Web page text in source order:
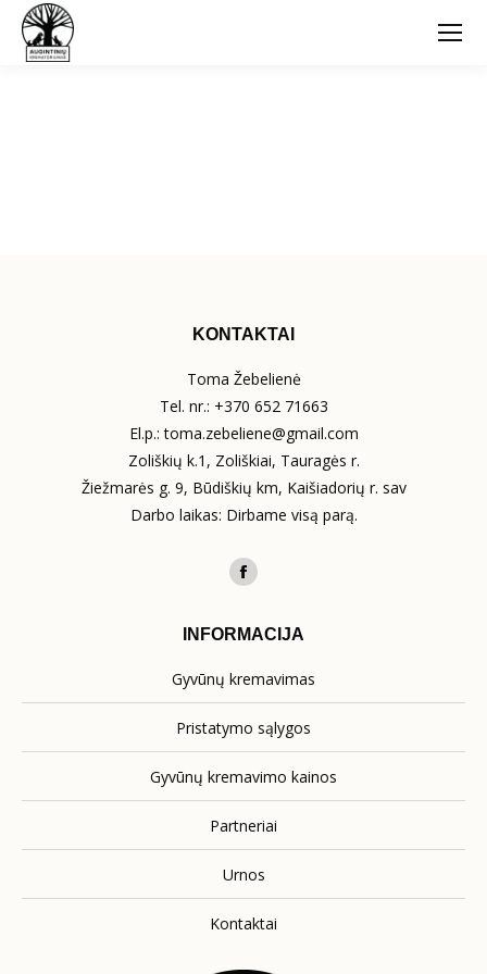
KONTAKTAI
Toma Žebelienė
Tel. nr.: +370 652 71663
El.p.:toma.zebeliene@gmail.com
Zoliškių k.1, Zoliškiai, Tauragės r.
Žiežmarės g. 9, Būdiškių km, Kaišiadorių r. sav
Darbo laikas: Dirbame visą parą.
Facebook
opens
window
INFORMACIJA
Gyvūnų kremavimas
Pristatymo sąlygos
Gyvūnų kremavimo kainos
Partneriai
Urnos
Kontaktai